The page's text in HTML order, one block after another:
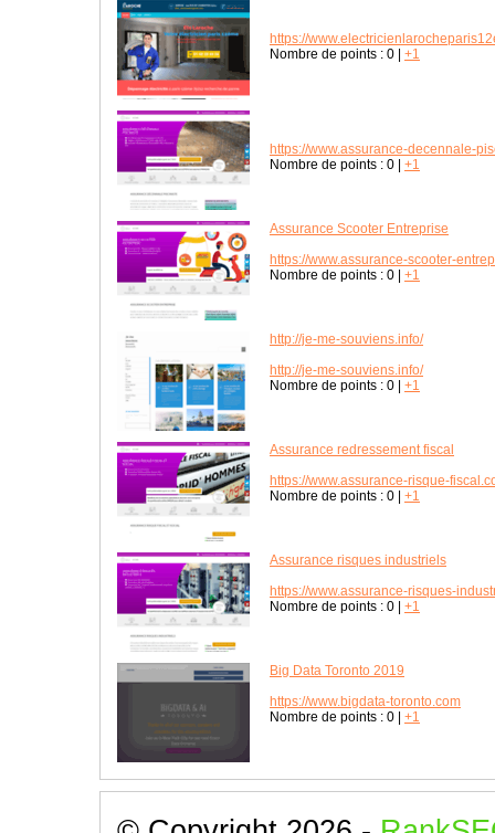
https://
Nombre de points : 0 +1
https://www.assurance-decennale-
Nombre de points : 0 +1
Assurance Scooter Entreprise
https://www.assurance-scooter-
Nombre de points : 0 +1
http://je-me-souviens.info/
http://je-me-souviens.info/
Nombre de points : 0 +1
Assurance redressement fiscal
https://www.assurance-risque-
Nombre de points : 0 +1
Assurance risques industriels
https://www.assurance-risques-
Nombre de points : 0 +1
Big Data Toronto 2019
https://www.bigdata-toronto.com
Nombre de points : 0 +1